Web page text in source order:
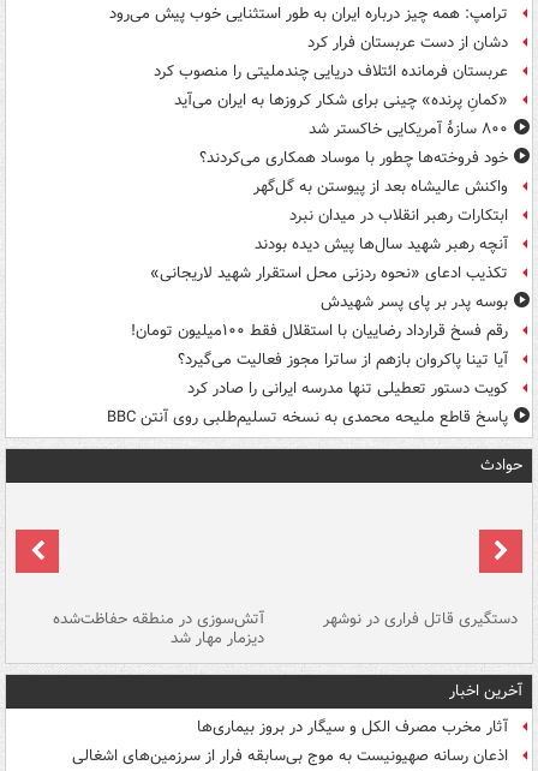
ترامپ: همه چیز درباره ایران به طور استثنایی خوب پیش می‌رود
دشان از دست عربستان فرار کرد
عربستان فرمانده ائتلاف دریایی چندملیتی را منصوب کرد
«کمانِ پرنده» چینی برای شکار کروزها به ایران می‌آید
۸۰۰ سازۀ آمریکایی خاکستر شد
خود فروخته‌ها چطور با موساد همکاری می‌کردند؟
واکنش عالیشاه بعد از پیوستن به گل‌گهر
ابتکارات رهبر انقلاب در میدان نبرد
آنچه رهبر شهید سال‌ها پیش دیده بودند
تکذیب ادعای «نحوه ردزنی محل استقرار شهید لاریجانی»
بوسه‌ پدر بر پای پسر شهیدش
رقم فسخ قرارداد رضاییان با استقلال فقط ۱۰۰میلیون تومان!
آیا تینا پاکروان بازهم از ساترا مجوز فعالیت می‌گیرد؟
کویت دستور تعطیلی تنها مدرسه ایرانی را صادر کرد
پاسخ قاطع ملیحه محمدی به نسخه تسلیم‌طلبی روی آنتن BBC
حوادث
دستگیری قاتل فراری در نوشهر آتش‌سوزی در منطقه حفاظت‌شده
دیزمار مهار شد
آخرین اخبار
آثار مخرب مصرف الکل و سیگار در بروز بیماری‌ها
اذعان رسانه صهیونیست به موج بی‌سابقه فرار از سرزمین‌های اشغالی